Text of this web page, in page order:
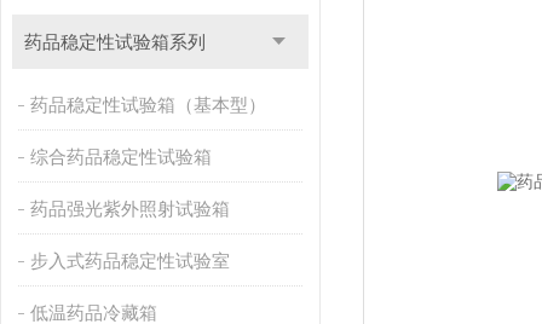
药品稳定性试验箱系列
药品稳定性试验箱（基本型）
综合药品稳定性试验箱
药品强光紫外照射试验箱
步入式药品稳定性试验室
低温药品冷藏箱